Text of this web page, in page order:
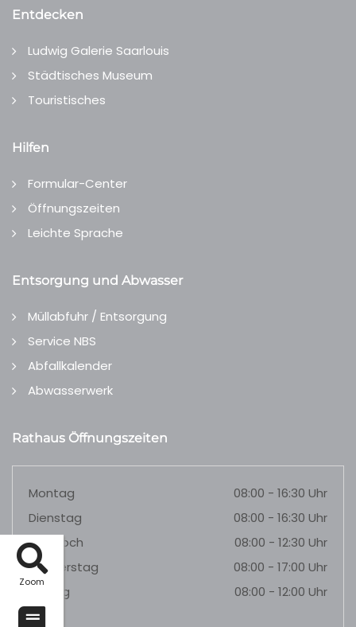
Zoom
Entdecken
Ludwig Galerie Saarlouis
Städtisches Museum
Touristisches
Hilfen
Formular-Center
Öffnungszeiten
Leichte Sprache
Entsorgung und Abwasser
Müllabfuhr / Entsorgung
Service NBS
Abfallkalender
Abwasserwerk
Rathaus Öffnungszeiten
Montag
08:00 - 16:30 Uhr
Dienstag
08:00 - 16:30 Uhr
Mittwoch
08:00 - 12:30 Uhr
Donnerstag
08:00 - 17:00 Uhr
Freitag
08:00 - 12:00 Uhr